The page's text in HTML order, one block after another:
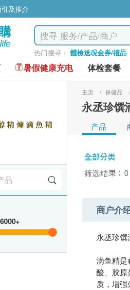
換dyson風筒
热门搜寻： 體檢送現金券/禮品
暑假健康充电 体检套餐
6000+
主页 / 保健品 /
永丞珍馔
产品
全部分类
筛选结果：
商户介
永丞珍
滴鱼精
酸、胶
质，增